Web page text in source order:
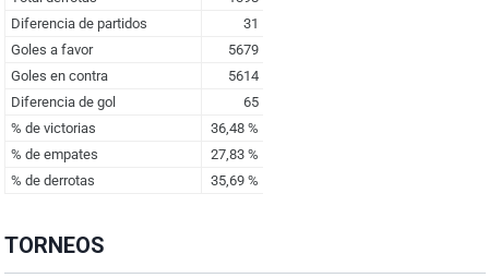
TORNEOS